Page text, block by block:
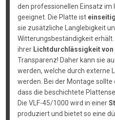
den professionellen Einsatz im
geeignet. Die Platte ist
sie zusätzliche Langlebigkeit
Witterungsbeständigkeit
ihrer Lichtdurchlässigkeit von
Transparenz! Daher kann sie
werden, welche durch externe
werden. Bei der Montage
dass die beschichtete
Die VLF-45/1000 wird in einer
produziert und bietet so eine